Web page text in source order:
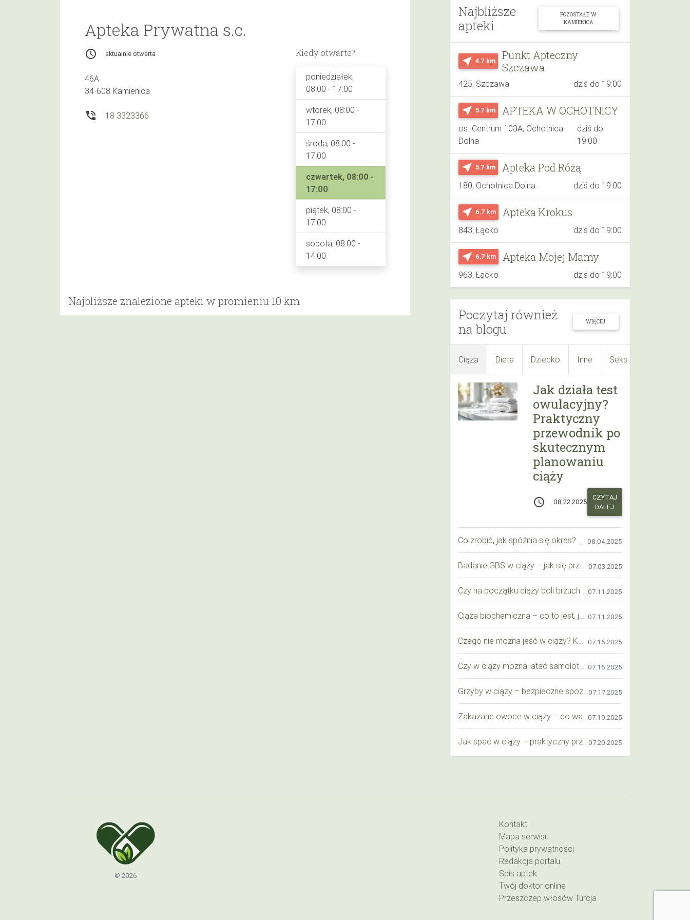
Najbliższe
apteki
POZOSTAŁE W
KAMIENICA
near_me 4.7 km
Punkt Apteczny
Szczawa
425, Szczawa dziś do 19:00
near_me 5.7 km APTEKA W OCHOTNICY
os. Centrum 103A, Ochotnica
Dolna
dziś do
19:00
near_me 5.7 km Apteka Pod Różą
180, Ochotnica Dolna dziś do 19:00
near_me 6.7 km Apteka Krokus
843, Łącko dziś do 19:00
near_me 6.7 km Apteka Mojej Mamy
963, Łącko dziś do 19:00
Poczytaj również
na blogu
WIĘCEJ
Ciąża Dieta Dziecko Inne Seks
Jak działa test
owulacyjny?
Praktyczny
przewodnik po
skutecznym
planowaniu
ciąży
access_time 08.22.2025
CZYTAJ
DALEJ
08.04.2025
07.03.2025
07.11.2025
07.11.2025
07.16.2025
07.16.2025
07.17.2025
07.19.2025
07.20.2025
Apteka Prywatna s.c.
access_time aktualnie otwarta
46A
34-608 Kamienica
phone_in_talk 18 3323366
Kiedy otwarte?
poniedziałek,
08:00 - 17:00
wtorek, 08:00 -
17:00
środa, 08:00 -
17:00
czwartek, 08:00 -
17:00
piątek, 08:00 -
17:00
sobota, 08:00 -
14:00
Najbliższe znalezione apteki w promieniu 10 km
© 2026
Kontakt
Mapa serwisu
Polityka prywatności
Redakcja portalu
Spis aptek
Twój doktor online
Przeszczep włosów Turcja